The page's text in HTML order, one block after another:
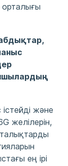
орталығы
және
желілерін,
ең ірі